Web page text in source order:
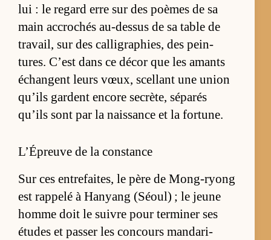
lui : le re­gard erre sur des poèmes de sa
main ac­cro­chés au-des­sus de sa table de
tra­vail, sur des cal­li­gra­phies, des pein­
tures. C’est dans ce dé­cor que les amants
échangent leurs vœux, scel­lant une union
qu’ils gardent en­core se­crè­te, sé­pa­rés
qu’ils sont par la nais­sance et la for­tune.
L’Épreuve de la constance
Sur ces en­tre­fai­tes, le père de Mong-ryong
est rap­pelé à Ha­nyang (Séoul) ; le jeune
homme doit le suivre pour ter­mi­ner ses
études et pas­ser les concours man­da­ri­